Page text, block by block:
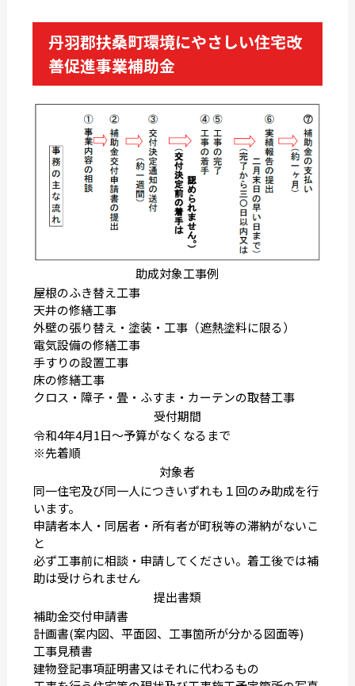
丹羽郡扶桑町環境にやさしい住宅改
善促進事業補助金
助成対象工事例
屋根のふき替え工事
天井の修繕工事
外壁の張り替え・塗装・工事（遮熱塗料に限る）
電気設備の修繕工事
手すりの設置工事
床の修繕工事
クロス・障子・畳・ふすま・カーテンの取替工事
受付期間
令和4年4月1日〜予算がなくなるまで
※先着順
対象者
同一住宅及び同一人につきいずれも１回のみ助成を行
います。
申請者本人・同居者・所有者が町税等の滞納がないこ
と
必ず工事前に相談・申請してください。着工後では補
助は受けられません
提出書類
補助金交付申請書
計画書(案内図、平面図、工事箇所が分かる図面等)
工事見積書
建物登記事項証明書又はそれに代わるもの